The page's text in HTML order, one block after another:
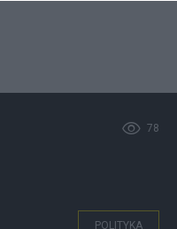
78
POLITYKA